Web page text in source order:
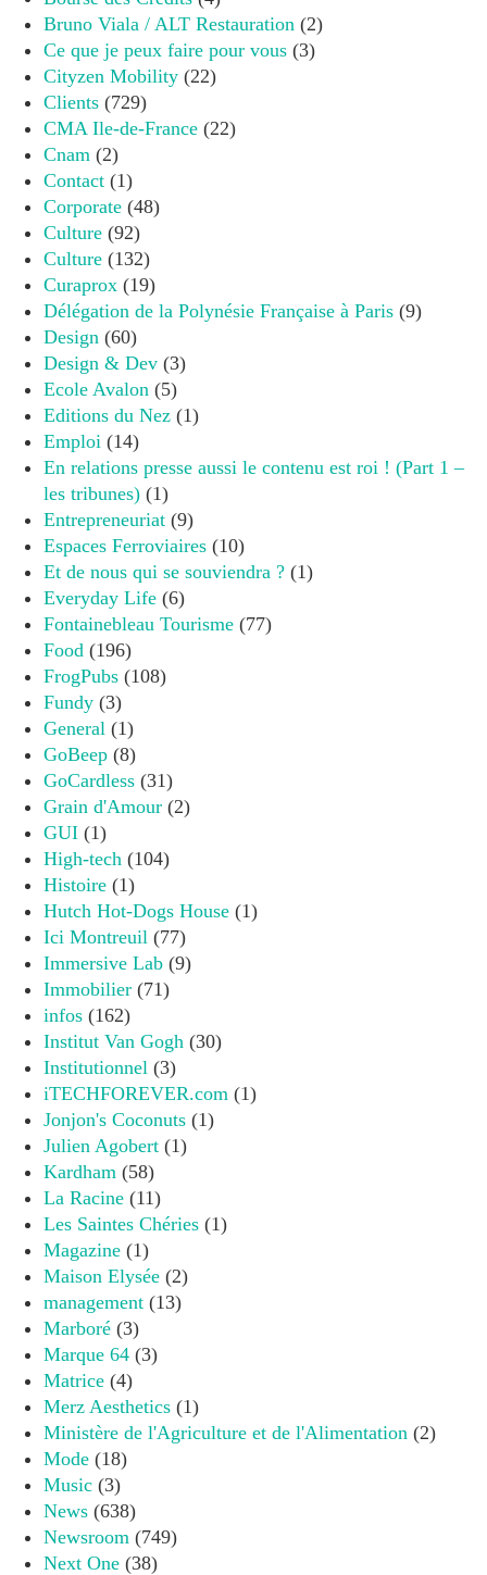
Bruno Viala / ALT Restauration (2)
Ce que je peux faire pour vous (3)
Cityzen Mobility (22)
Clients (729)
CMA Ile-de-France (22)
Cnam (2)
Contact (1)
Corporate (48)
Culture (92)
Culture (132)
Curaprox (19)
Délégation de la Polynésie Française à Paris (9)
Design (60)
Design & Dev (3)
Ecole Avalon (5)
Editions du Nez (1)
Emploi (14)
En relations presse aussi le contenu est roi ! (Part 1 –
les tribunes) (1)
Entrepreneuriat (9)
Espaces Ferroviaires (10)
Et de nous qui se souviendra ? (1)
Everyday Life (6)
Fontainebleau Tourisme (77)
Food (196)
FrogPubs (108)
Fundy (3)
General (1)
GoBeep (8)
GoCardless (31)
Grain d'Amour (2)
GUI (1)
High-tech (104)
Histoire (1)
Hutch Hot-Dogs House (1)
Ici Montreuil (77)
Immersive Lab (9)
Immobilier (71)
infos (162)
Institut Van Gogh (30)
Institutionnel (3)
iTECHFOREVER.com (1)
Jonjon's Coconuts (1)
Julien Agobert (1)
Kardham (58)
La Racine (11)
Les Saintes Chéries (1)
Magazine (1)
Maison Elysée (2)
management (13)
Marboré (3)
Marque 64 (3)
Matrice (4)
Merz Aesthetics (1)
Ministère de l'Agriculture et de l'Alimentation (2)
Mode (18)
Music (3)
News (638)
Newsroom (749)
Next One (38)